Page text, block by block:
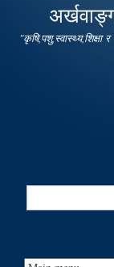
"कृषि,पशु,स्वास्थ्य,शिक्षा
Search